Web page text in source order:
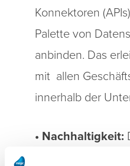
Konnektoren
Palette von
anbinden. Das
mit allen
innerhalb der
• Nachhaltigkeit:
nahtlosen